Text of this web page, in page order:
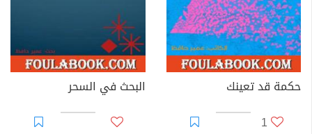
حكمة قد تعينك
1
البحث في السحر